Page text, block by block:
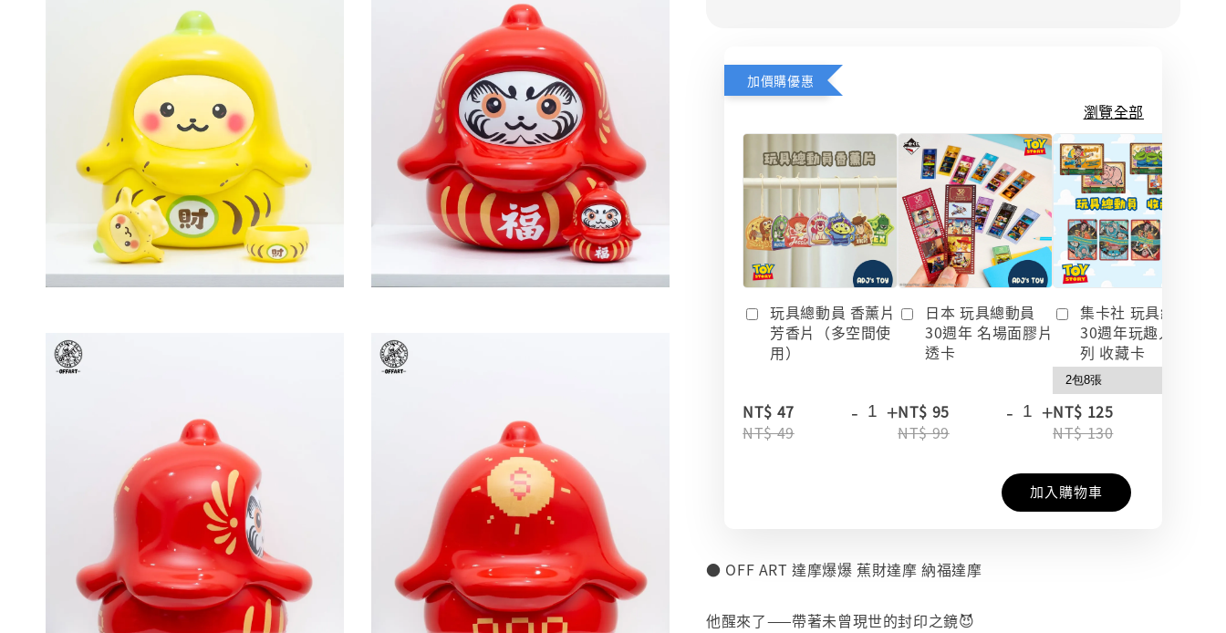
加價購優惠
瀏覽全部
玩具總動員 香薰片
芳香片（多空間使
用）
NT$ 47
NT$ 49
- +
日本 玩具總動員
30週年 名場面膠片
透卡
NT$ 95
NT$ 99
- +
集卡社 玩具總動員
30週年玩趣人生系
列 收藏卡
NT$ 125
NT$ 130
加入購物車
● OFF ART 達摩爆爆 蕉財達摩 納福達摩
他醒來了——帶著未曾現世的封印之鏡😈